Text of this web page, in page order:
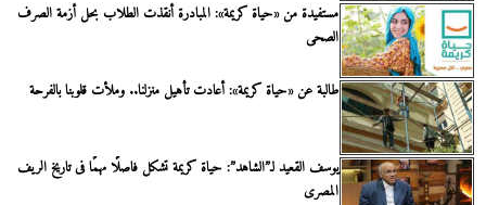
مستفيدة من «حياة كريمة»: المبادرة أنقذت الطلاب بحل أزمة الصرف
الصحى
طالبة عن «حياة كريمة»: أعادت تأهيل منزلنا.. وملأت قلوبنا بالفرحة
يوسف القعيد لـ”الشاهد”: حياة كريمة تشكل فاصلًا مهمًا فى تاريخ الريف
المصرى